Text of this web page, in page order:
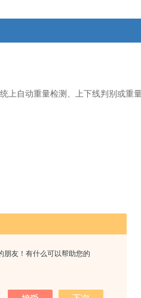
朋友！有什么可以帮助您的
上自动重量检测、上下线判别或重